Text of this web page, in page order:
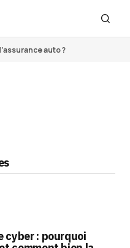
auto ?
cyber : pourquoi